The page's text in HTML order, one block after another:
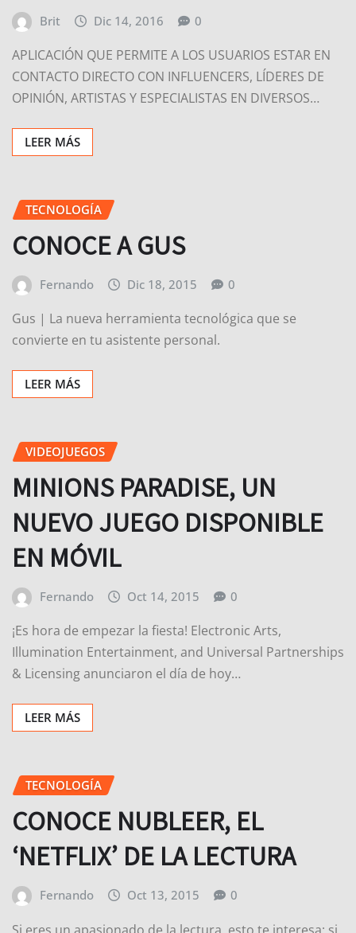
Brit Dic 14, 2016 0
APLICACIÓN QUE PERMITE A LOS USUARIOS ESTAR EN
CONTACTO DIRECTO CON INFLUENCERS, LÍDERES DE
OPINIÓN, ARTISTAS Y ESPECIALISTAS EN DIVERSOS…
LEER MÁS
TECNOLOGÍA
CONOCE A GUS
Fernando Dic 18, 2015 0
Gus | La nueva herramienta tecnológica que se
convierte en tu asistente personal.
LEER MÁS
VIDEOJUEGOS
MINIONS PARADISE, UN
NUEVO JUEGO DISPONIBLE
EN MÓVIL
Fernando Oct 14, 2015 0
¡Es hora de empezar la fiesta! Electronic Arts,
Illumination Entertainment, and Universal Partnerships
& Licensing anunciaron el día de hoy…
LEER MÁS
TECNOLOGÍA
CONOCE NUBLEER, EL
‘NETFLIX’ DE LA LECTURA
Fernando Oct 13, 2015 0